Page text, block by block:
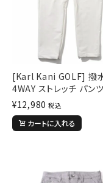
[Karl Kani GOLF] 撥
4WAY ストレッチ パンツ
¥12,980 税込
カートに入れる